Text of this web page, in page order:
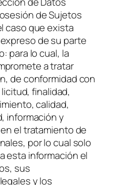
de Sujetos
caso que exista
de su parte
para lo cual, la
a tratar
de conformidad con
finalidad,
calidad,
información y
el tratamiento de
por lo cual solo
esta información el
sus
y los